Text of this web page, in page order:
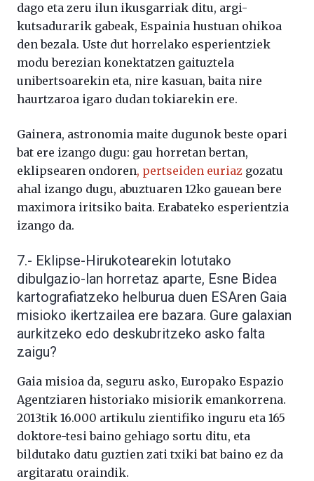
dago eta zeru ilun ikusgarriak ditu, argi-
kutsadurarik gabeak, Espainia hustuan ohikoa
den bezala. Uste dut horrelako esperientziek
modu berezian konektatzen gaituztela
unibertsoarekin eta, nire kasuan, baita nire
haurtzaroa igaro dudan tokiarekin ere.
Gainera, astronomia maite dugunok beste opari
bat ere izango dugu: gau horretan bertan,
eklipsearen ondoren, pertseiden euriaz gozatu
ahal izango dugu, abuztuaren 12ko gauean bere
maximora iritsiko baita. Erabateko esperientzia
izango da.
7.- Eklipse-Hirukotearekin lotutako
dibulgazio-lan horretaz aparte, Esne Bidea
kartografiatzeko helburua duen ESAren Gaia
misioko ikertzailea ere bazara. Gure galaxian
aurkitzeko edo deskubritzeko asko falta
zaigu?
Gaia misioa da, seguru asko, Europako Espazio
Agentziaren historiako misiorik emankorrena.
2013tik 16.000 artikulu zientifiko inguru eta 165
doktore-tesi baino gehiago sortu ditu, eta
bildutako datu guztien zati txiki bat baino ez da
argitaratu oraindik.